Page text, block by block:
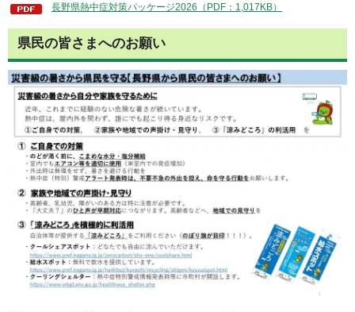
長野県熱中症対策パッケージ2026（PDF：1,017KB）
県民の皆さまへのお願い